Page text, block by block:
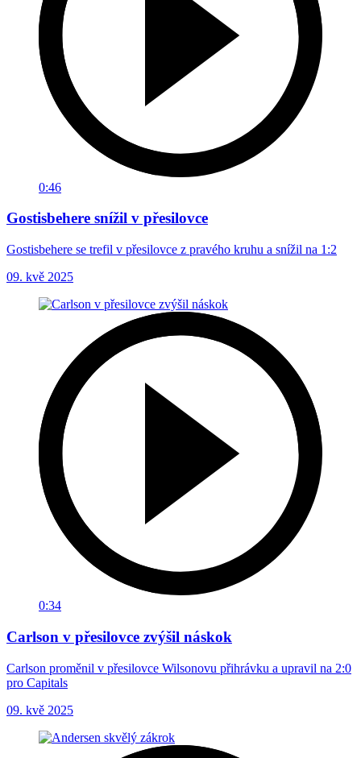
0:46
Gostisbehere snížil v přesilovce
Gostisbehere se trefil v přesilovce z pravého kruhu a snížil na 1:2
09. kvě 2025
0:34
Carlson v přesilovce zvýšil náskok
Carlson proměnil v přesilovce Wilsonovu přihrávku a upravil na 2:0
pro Capitals
09. kvě 2025